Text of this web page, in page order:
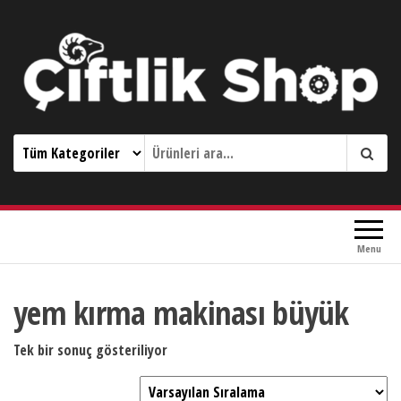
Çiftlik Shop 0533 644 3989
Menu
yem kırma makinası büyük
Tek bir sonuç gösteriliyor